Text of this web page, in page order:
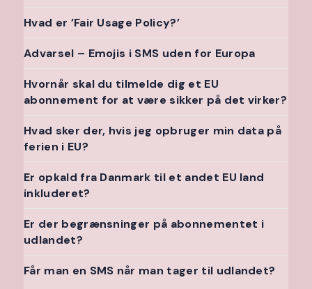
Hvad er ’Fair Usage Policy?’
Advarsel – Emojis i SMS uden for Europa
Hvornår skal du tilmelde dig et EU
abonnement for at være sikker på det virker?
Hvad sker der, hvis jeg opbruger min data på
ferien i EU?
Er opkald fra Danmark til et andet EU land
inkluderet?
Er der begrænsninger på abonnementet i
udlandet?
Får man en SMS når man tager til udlandet?